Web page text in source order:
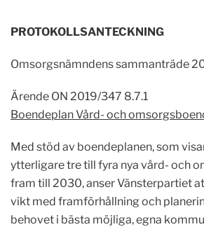
PROTOKOLLSANTECKNING
Omsorgsnämndens sammanträde
Ärende ON 2019/347 8.7.1
Boendeplan Vård- och
Med stöd av boendeplanen, som
ytterligare tre till fyra nya vård- och
fram till 2030, anser Vänsterpartiet
vikt med framförhållning och
behovet i bästa möjliga, egna